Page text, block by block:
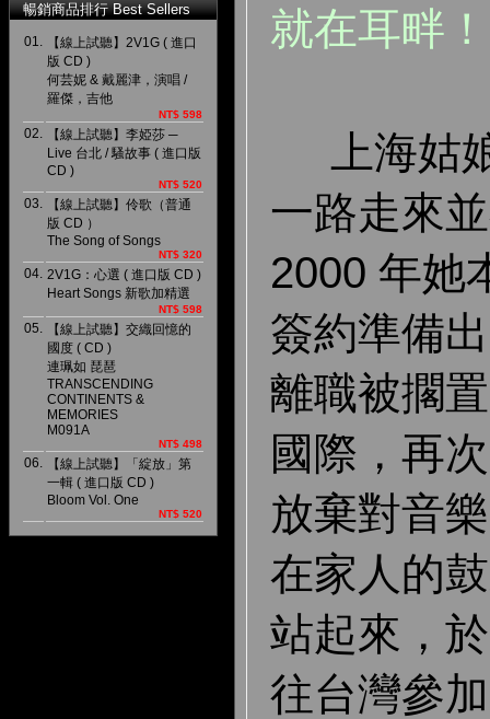
暢銷商品排行 Best Sellers
01.
【線上試聽】2V1G ( 進口
版 CD )
何芸妮 & 戴麗津，演唱 /
羅傑，吉他
NT$ 598
02.
【線上試聽】李婭莎 ─
Live 台北 / 騷故事 ( 進口版
CD )
NT$ 520
03.
【線上試聽】伶歌（普通
版 CD ）
The Song of Songs
NT$ 320
04. 2V1G：心選 ( 進口版 CD )
Heart Songs 新歌加精選
NT$ 598
05.
【線上試聽】交織回憶的
國度 ( CD )
連珮如 琵琶
TRANSCENDING
CONTINENTS &
MEMORIES
M091A
NT$ 498
06.
【線上試聽】「綻放」第
一輯 ( 進口版 CD )
Bloom Vol. One
NT$ 520
就在耳畔！
上海姑
一路走來
2000 年她
簽約準備
離職被擱
國際，再
放棄對音
在家人的
站起來，
往台灣參